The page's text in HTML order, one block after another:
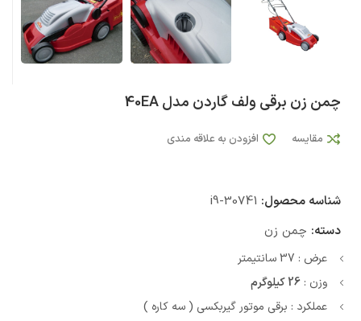
چمن زن برقی ولف گاردن مدل 40EA
مقایسه افزودن به علاقه مندی
شناسه محصول: i9-30741
دسته: چمن زن
عرض : 37 سانتیمتر
وزن : 26 کیلوگرم
عملکرد : برقی موتور گیربکسی ( سه کاره )